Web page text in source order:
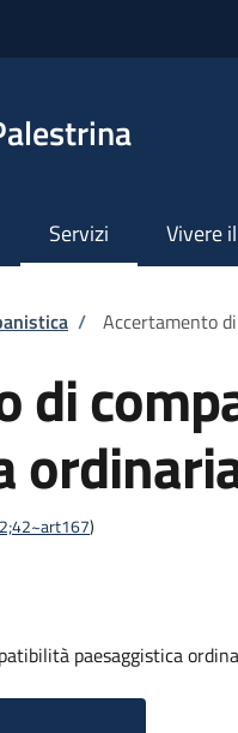
Servizi Vivere
/ Accertamento
di
)
paesaggistica